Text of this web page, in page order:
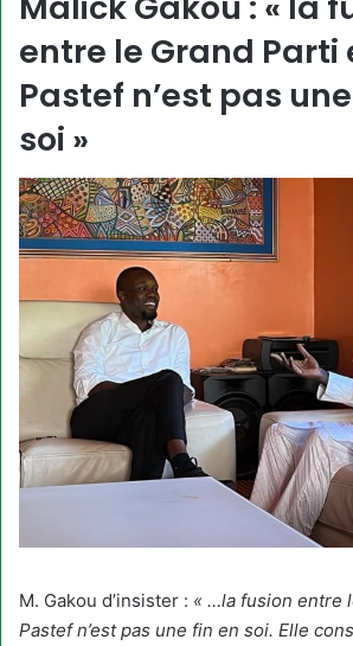
entre le Grand Parti
Pastef n’est pas
soi »
M. Gakou d’insister : « …la fusion entre
Pastef n’est pas une fin en soi. Elle